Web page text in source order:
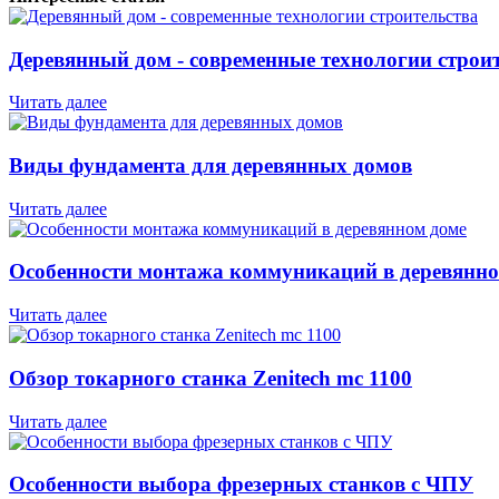
Деревянный дом - современные технологии
Читать далее
Виды фундамента для деревянных домов
Читать далее
Особенности монтажа коммуникаций в
Читать далее
Обзор токарного станка Zenitech mc 1100
Читать далее
Особенности выбора фрезерных станков с ЧПУ